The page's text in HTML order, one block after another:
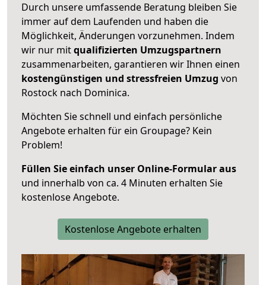
Durch unsere umfassende Beratung bleiben Sie
immer auf dem Laufenden und haben die
Möglichkeit, Änderungen vorzunehmen. Indem
wir nur mitqualifizierten Umzugspartnern
zusammenarbeiten, garantieren wir Ihnen einen
kostengünstigen und stressfreien Umzug von
Rostock nach Dominica.
Möchten Sie schnell und einfach persönliche
Angebote erhalten für ein Groupage? Kein
Problem!
Füllen Sie einfach unser Online-Formular aus
und innerhalb von ca. 4 Minuten erhalten Sie
kostenlose Angebote.
Kostenlose Angebote erhalten